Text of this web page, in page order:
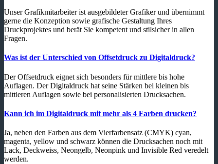
Unser Grafikmitarbeiter ist ausgebildeter Grafiker und übernimmt
gerne die Konzeption sowie grafische Gestaltung Ihres
Druckprojektes und berät Sie kompetent und stilsicher in allen
Fragen.
Was ist der Unterschied von Offsetdruck zu Digitaldruck?
Der Offsetdruck eignet sich besonders für mittlere bis hohe
Auflagen. Der Digitaldruck hat seine Stärken bei kleinen bis
mittleren Auflagen sowie bei personalisierten Drucksachen.
Kann ich im Digitaldruck mit mehr als 4 Farben drucken?
Ja, neben den Farben aus dem Vierfarbensatz (CMYK) cyan,
magenta, yellow und schwarz können die Drucksachen noch mit
Lack, Deckweiss, Neongelb, Neonpink und Invisible Red veredelt
werden.